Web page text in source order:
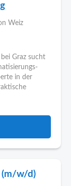
Weiz
Graz sucht
in der
(m/w/d)